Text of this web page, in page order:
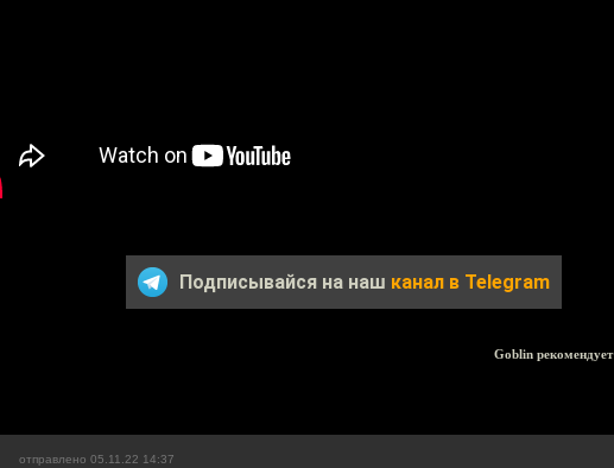
Подписывайся на наш канал в Telegram
Goblin рекомендует
отправлено 05.11.22 14:37